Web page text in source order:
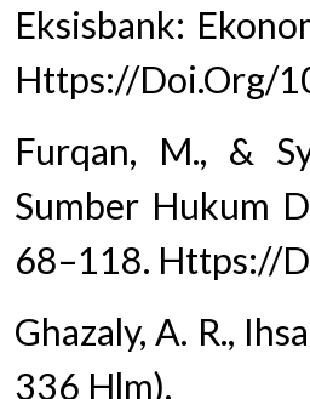
Eksisbank:
Https://Doi.Org/
Furqan, M., &
Sumber Hukum
68–118. Https://
Ghazaly, A. R.,
336 Hlm).